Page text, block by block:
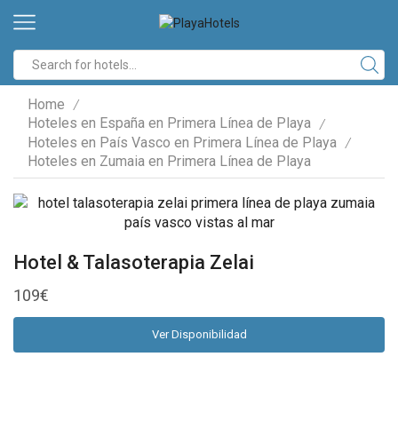
input
Home /
Hoteles en España en Primera Línea de Playa /
Hoteles en País Vasco en Primera Línea de Playa /
Hoteles en Zumaia en Primera Línea de Playa
Hotel & Talasoterapia Zelai
109€
Ver Disponibilidad